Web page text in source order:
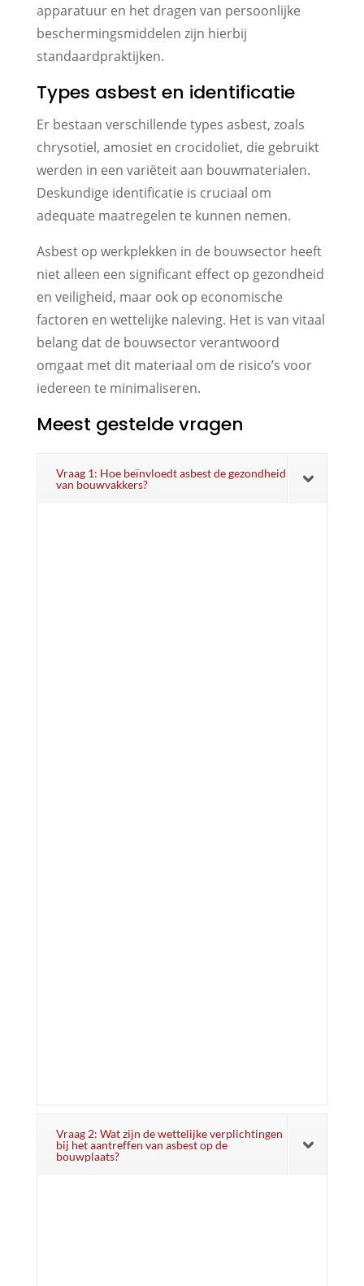
apparatuur en het dragen van persoonlijke
beschermingsmiddelen zijn hierbij
standaardpraktijken.
Types asbest en identificatie
Er bestaan verschillende types asbest, zoals
chrysotiel, amosiet en crocidoliet, die gebruikt
werden in een variëteit aan bouwmaterialen.
Deskundige identificatie is cruciaal om
adequate maatregelen te kunnen nemen.
Asbest op werkplekken in de bouwsector heeft
niet alleen een significant effect op gezondheid
en veiligheid, maar ook op economische
factoren en wettelijke naleving. Het is van vitaal
belang dat de bouwsector verantwoord
omgaat met dit materiaal om de risico’s voor
iedereen te minimaliseren.
Meest gestelde vragen
Vraag 1: Hoe beïnvloedt asbest de gezondheid
van bouwvakkers?
Vraag 2: Wat zijn de wettelijke verplichtingen
bij het aantreffen van asbest op de
bouwplaats?